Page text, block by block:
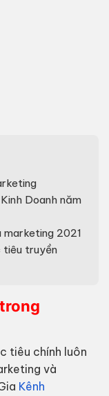
Doanh năm
2021
tiêu truyền
tiêu chính luôn
và
Kênh